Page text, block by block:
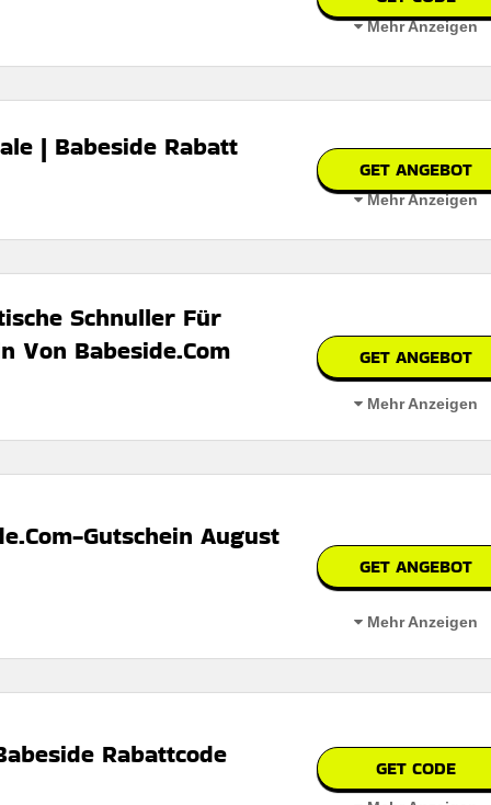
Mehr Anzeigen
| Babeside Rabatt
Mehr Anzeigen
GET ANGEBOT
Schnuller Für
Von Babeside.Com
Mehr Anzeigen
GET ANGEBOT
Gutschein August
Mehr Anzeigen
GET ANGEBOT
Rabattcode GET CODE